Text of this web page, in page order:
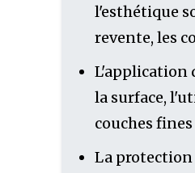
l'esthétique
revente, les
L'application
la surface,
couches
La protection